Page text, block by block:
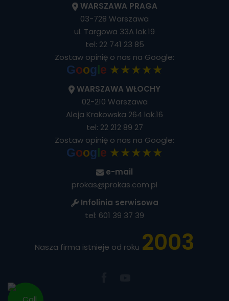
WARSZAWA PRAGA
03-728 Warszawa
ul. Targowa 33A lok.19
tel: 22 741 23 85
Zostaw opinię o nas na Google:
Goog e ★★★★★
WARSZAWA WŁOCHY
02-210 Warszawa
Aleja Krakowska 264 lok.16
tel: 22 212 89 27
Zostaw opinię o nas na Google:
Goog e ★★★★★
e-mail
prokas@prokas.com.pl
Infolinia serwisowa
tel: 601 39 37 39
Nasza firma istnieje od roku 2003